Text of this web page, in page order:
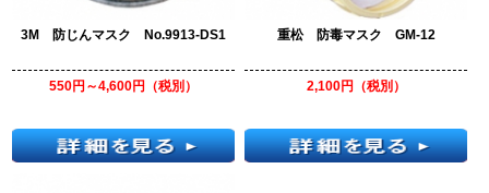
3M 防じんマスク No.9913-DS1
550円～4,600円（税別）
重松 防毒マスク GM-12
2,100円（税別）